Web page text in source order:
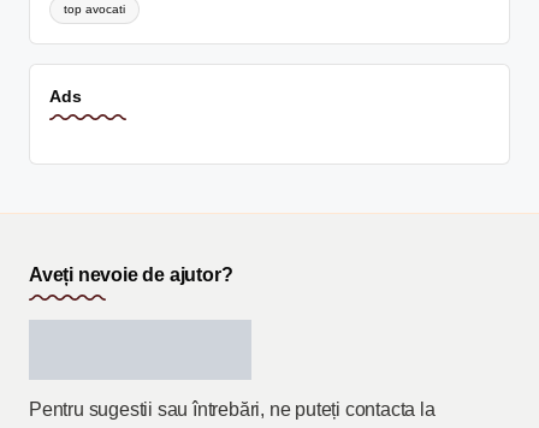
top avocati
Ads
Aveți nevoie de ajutor?
Pentru sugestii sau întrebări, ne puteți contacta la